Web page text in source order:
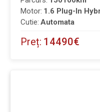
Motor: 1.6 Plug-In
Cutie: Automata
Preț: 14490€